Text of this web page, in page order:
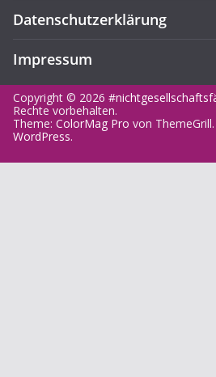
Datenschutzerklärung
Impressum
Copyright © 2026
Rechte vorbehalten.
Theme: ColorMag Pro von
WordPress.